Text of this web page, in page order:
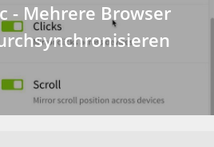
- Mehrere Browser